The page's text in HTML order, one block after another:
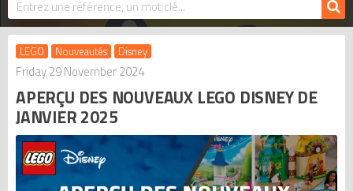
LEGO 2026
BONS PLANS
ACTUALITÉS
ASSOCIATIONS DE FANS
LEGO LES PLUS CHERS
DERNIERS LEGO AJOUTÉS
LEGO Nouveautés Disney
Friday 29 November 2024
APERÇU DES NOUVEAUX LEGO DISNEY DE
JANVIER 2025